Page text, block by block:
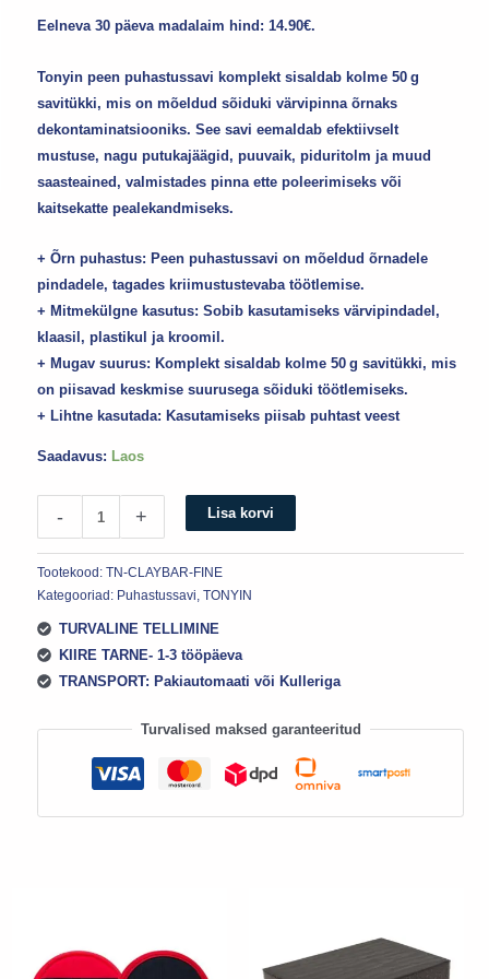
Eelneva 30 päeva madalaim hind: 14.90€.
Tonyin peen puhastussavi komplekt sisaldab kolme 50 g
savitükki, mis on mõeldud sõiduki värvipinna õrnaks
dekontaminatsiooniks. See savi eemaldab efektiivselt
mustuse, nagu putukajäägid, puuvaik, piduritolm ja muud
saasteained, valmistades pinna ette poleerimiseks või
kaitsekatte pealekandmiseks.
+ Õrn puhastus: Peen puhastussavi on mõeldud õrnadele
pindadele, tagades kriimustustevaba töötlemise.
+ Mitmekülgne kasutus: Sobib kasutamiseks värvipindadel,
klaasil, plastikul ja kroomil.
+ Mugav suurus: Komplekt sisaldab kolme 50 g savitükki, mis
on piisavad keskmise suurusega sõiduki töötlemiseks.
+ Lihtne kasutada: Kasutamiseks piisab puhtast veest
Saadavus: Laos
- + Lisa korvi
Tootekood:TN-CLAYBAR-FINE
Kategooriad: Puhastussavi ,TONYIN
TURVALINE TELLIMINE
KIIRE TARNE- 1-3 tööpäeva
TRANSPORT: Pakiautomaati või Kulleriga
Turvalised maksed garanteeritud